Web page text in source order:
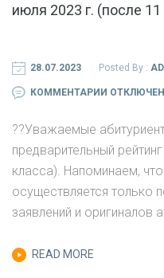
июля 2023 г. (после 11
28.07.2023 Posted By :
КОММЕНТАРИИ К
РЕЙТИНГ
НА
27
?‍?Уважаемые
предварительный
класса). Напоминаем,
осуществляется только
заявлений и оригиналов
READ MORE